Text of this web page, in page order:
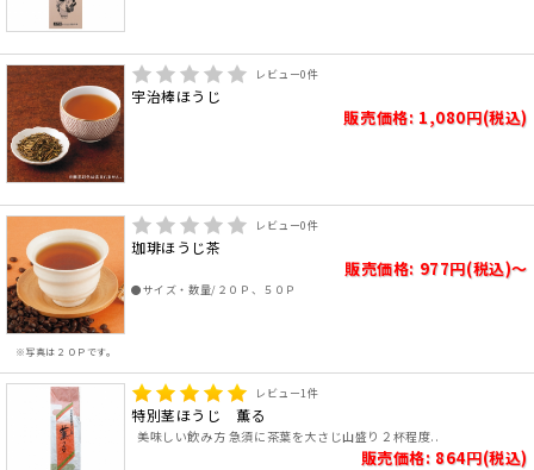
レビュー0件
宇治棒ほうじ
販売価格: 1,080円(税込)
※写真は２０Ｐです。
レビュー0件
珈琲ほうじ茶
販売価格: 977円(税込)～
●サイズ・数量/２０Ｐ、５０Ｐ
レビュー1件
特別茎ほうじ 薫る
美味しい飲み方 急須に茶葉を大さじ山盛り２杯程度..
販売価格: 864円(税込)